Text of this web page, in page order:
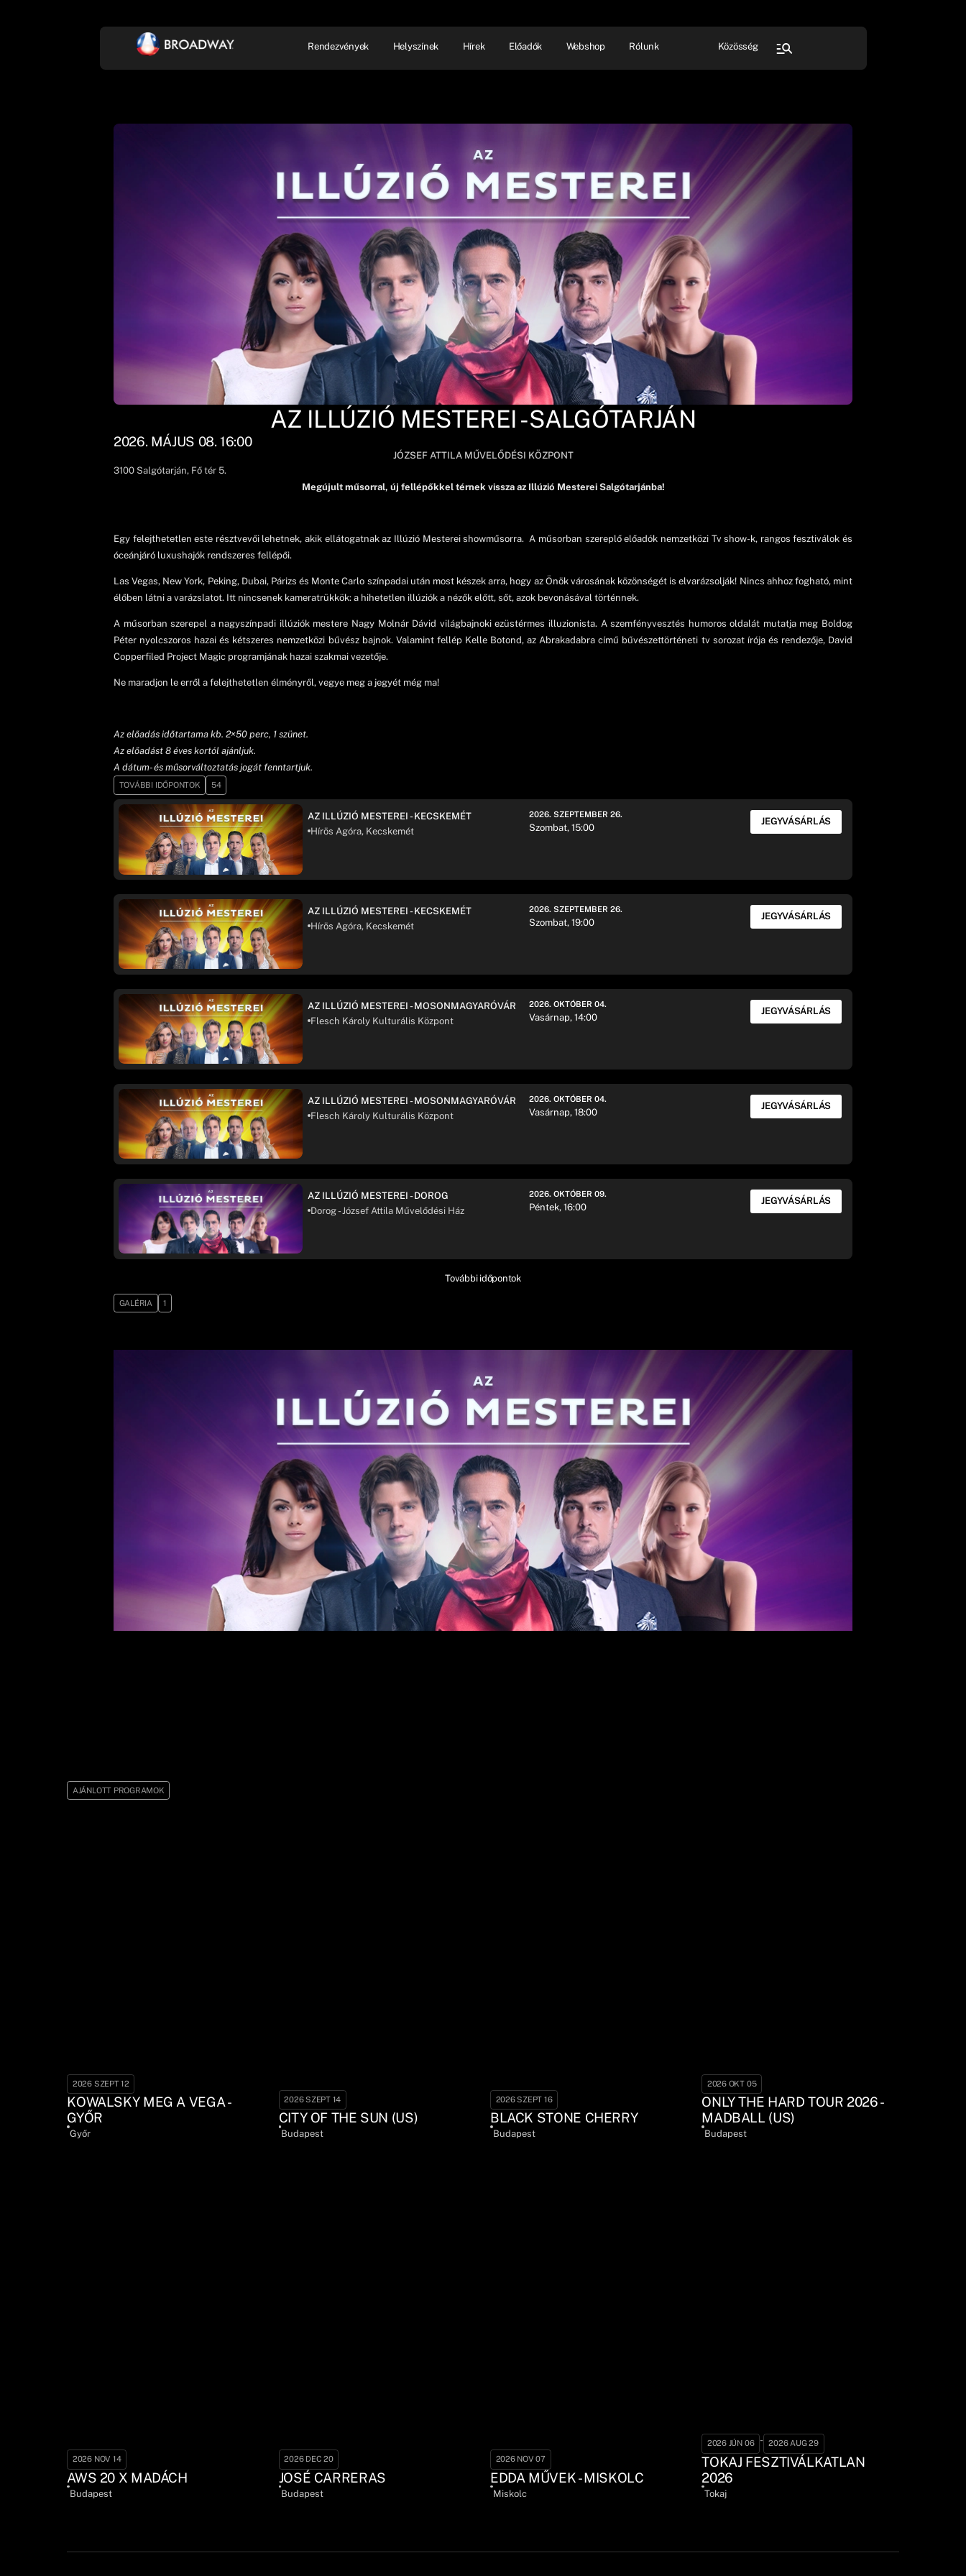
Rendezvények Helyszínek Hírek Előadók Webshop Rólunk Közösség
Összes rendezvény
AZ ILLÚZIÓ MESTEREI - SALGÓTARJÁN
2026. MÁJUS 08. 16:00
JÓZSEF ATTILA MŰVELŐDÉSI KÖZPONT
3100 Salgótarján, Fő tér 5.
Megújult műsorral, új fellépőkkel térnek vissza az Illúzió Mesterei Salgótarjánba!
Egy felejthetetlen este résztvevői lehetnek, akik ellátogatnak az Illúzió Mesterei showműsorra. A műsorban szereplő előadók nemzetközi Tv show-k, rangos fesztiválok és
óceánjáró luxushajók rendszeres fellépői.
Las Vegas, New York, Peking, Dubai, Párizs és Monte Carlo színpadai után most készek arra, hogy az Önök városának közönségét is elvarázsolják! Nincs ahhoz fogható, mint
élőben látni a varázslatot. Itt nincsenek kameratrükkök: a hihetetlen illúziók a nézők előtt, sőt, azok bevonásával történnek.
A műsorban szerepel a nagyszínpadi illúziók mestere Nagy Molnár Dávid világbajnoki ezüstérmes illuzionista. A szemfényvesztés humoros oldalát mutatja meg Boldog
Péter nyolcszoros hazai és kétszeres nemzetközi bűvész bajnok. Valamint fellép Kelle Botond, az Abrakadabra című bűvészettörténeti tv sorozat írója és rendezője, David
Copperfiled Project Magic programjának hazai szakmai vezetője.
Ne maradjon le erről a felejthetetlen élményről, vegye meg a jegyét még ma!
Az előadás időtartama kb. 2×50 perc, 1 szünet.
Az előadást 8 éves kortól ajánljuk.
A dátum- és műsorváltoztatás jogát fenntartjuk.
TOVÁBBI IDŐPONTOK 54
AZ ILLÚZIÓ MESTEREI - KECSKEMÉT
Hírös Agóra, Kecskemét
2026. SZEPTEMBER 26.
Szombat, 15:00
JEGYVÁSÁRLÁS
AZ ILLÚZIÓ MESTEREI - KECSKEMÉT
Hírös Agóra, Kecskemét
2026. SZEPTEMBER 26.
Szombat, 19:00
JEGYVÁSÁRLÁS
AZ ILLÚZIÓ MESTEREI - MOSONMAGYARÓVÁR
Flesch Károly Kulturális Központ
2026. OKTÓBER 04.
Vasárnap, 14:00
JEGYVÁSÁRLÁS
AZ ILLÚZIÓ MESTEREI - MOSONMAGYARÓVÁR
Flesch Károly Kulturális Központ
2026. OKTÓBER 04.
Vasárnap, 18:00
JEGYVÁSÁRLÁS
AZ ILLÚZIÓ MESTEREI - DOROG
Dorog - József Attila Művelődési Ház
2026. OKTÓBER 09.
Péntek, 16:00
JEGYVÁSÁRLÁS
További időpontok
GALÉRIA 1
AJÁNLOTT PROGRAMOK
2026 SZEPT 12
KOWALSKY MEG A VEGA -
GYŐR
Győr
2026 SZEPT 14
CITY OF THE SUN (US)
Budapest
2026 SZEPT 16
BLACK STONE CHERRY
Budapest
2026 OKT 05
ONLY THE HARD TOUR 2026 -
MADBALL (US)
Budapest
2026 NOV 14
AWS 20 X MADÁCH
Budapest
2026 DEC 20
JOSÉ CARRERAS
Budapest
2026 NOV 07
EDDA MŰVEK - MISKOLC
Miskolc
2026 JÚN 06 - 2026 AUG 29
TOKAJ FESZTIVÁLKATLAN
2026
Tokaj